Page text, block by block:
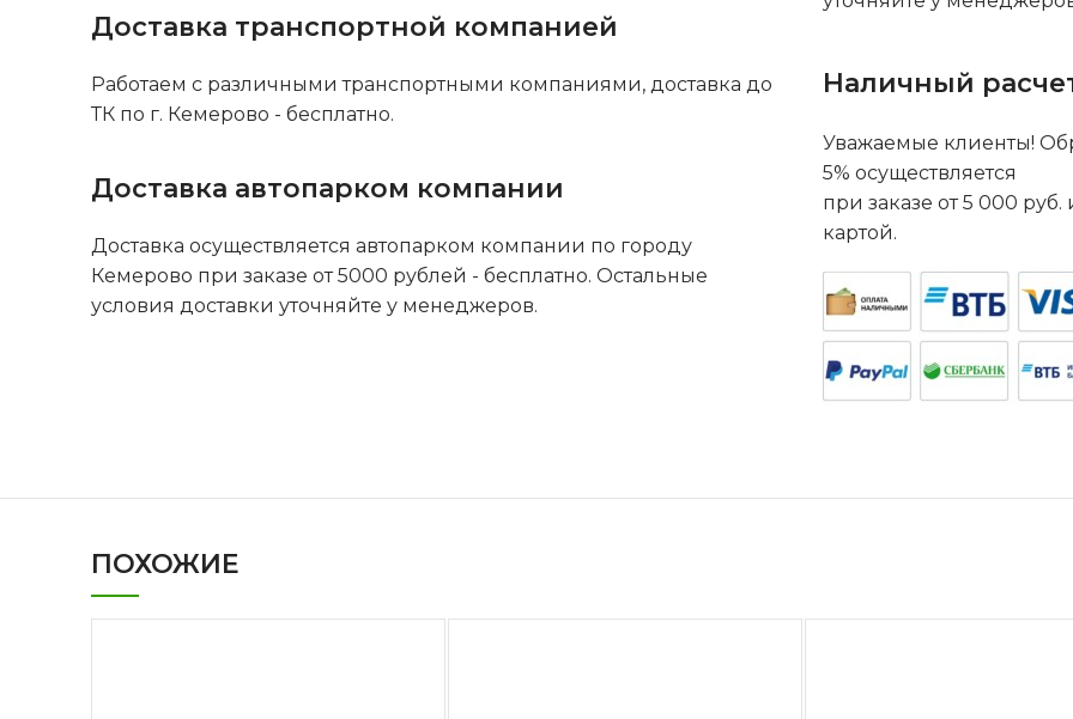
Доставка транспортной компанией
Работаем с различными транспортными компаниями, доставка до
ТК по г. Кемерово - бесплатно.
Доставка автопарком компании
Доставка осуществляется автопарком компании по городу
Кемерово при заказе от 5000 рублей - бесплатно. Остальные
условия доставки уточняйте у менеджеров.
Наличный
Уважаемые клиенты!
5% осуществляется
при заказе от 5 000
картой.
ПОХОЖИЕ